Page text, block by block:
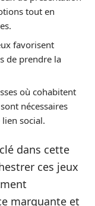
tout en
favorisent
de prendre la
où cohabitent
nécessaires
social.
dans cette
ces jeux
marquante et